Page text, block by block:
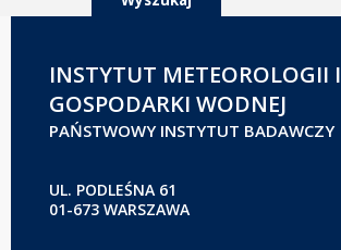
INSTYTUT METEOROLOGII I
GOSPODARKI WODNEJ
PAŃSTWOWY INSTYTUT BADAWCZY
UL. PODLEŚNA 61
01-673 WARSZAWA